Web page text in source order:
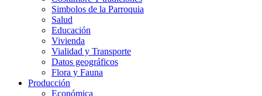
Simbolos de la Parroquia
Salud
Educación
Vivienda
Vialidad y Transporte
Datos geográficos
Flora y Fauna
Producción
Económica